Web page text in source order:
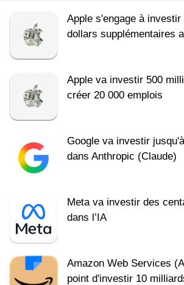
Apple s'engage à
dollars supplémentaires
Apple va investir 500
créer 20 000 emplois
Google va investir
dans Anthropic (Claude)
Meta va investir des
dans l’IA
Amazon Web Services
point d'investir 10